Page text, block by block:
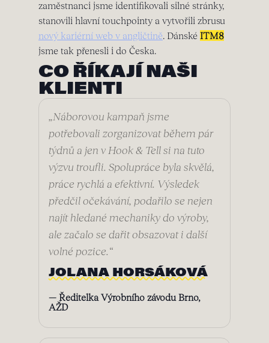
zaměstnanci jsme identifikovali silné stránky,
stanovili hlavní touchpointy a vytvořili zbrusu
nový kariérní web v angličtině. Dánské ITM8
jsme tak přenesli i do Česka.
CO ŘÍKAJÍ NAŠI
KLIENTI
„Náborovou kampaň jsme
potřebovali zorganizovat během pár
týdnů a jen v Hook & Tell si na tuto
výzvu troufli. Spolupráce byla skvělá,
práce rychlá a efektivní. Výsledek
předčil očekávání, podařilo se nejen
najít hledané mechaniky do výroby,
ale začalo se dařit obsazovat i další
volné pozice.“
JOLANA HORSÁKOVÁ
— Ředitelka Výrobního závodu Brno,
AŽD